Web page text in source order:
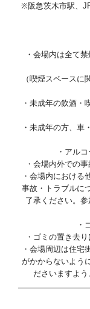
※阪急茨木市駅、
・会場内は全て
（喫煙スペース
・未成年の飲酒・
・未成年の方、車
・アル
・会場内外での
・会場内における
事故・トラブルに
了承ください。
・
・ゴミの置き去
・会場周辺は住宅
がかからないよう
ださいますよう